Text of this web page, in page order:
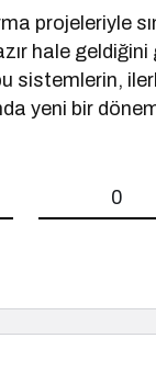
projeleriyle
hale
sistemlerin,
yeni bir
0